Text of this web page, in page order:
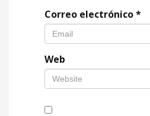
Correo electrónico*
Web